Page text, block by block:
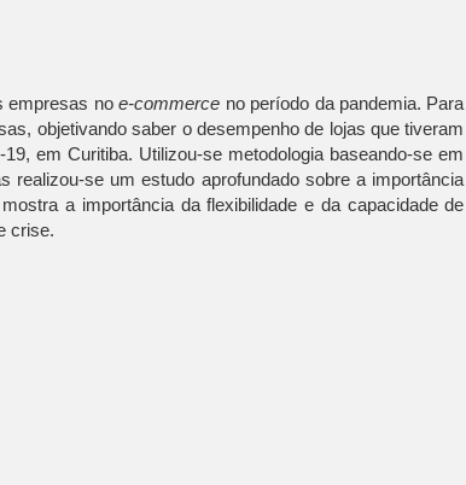
empresas noe-commerce no período da pandemia. Para
objetivando saber o desempenho de lojas que tiveram
em Curitiba. Utilizou-se metodologia baseando-se em
realizou-se um estudo aprofundado sobre a importância
a importância da flexibilidade e da capacidade de
crise.